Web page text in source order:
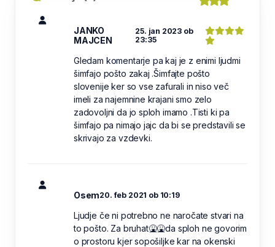
JANKO
MAJCEN
25. jan 2023 ob
23:35
Gledam komentarje pa kaj je z enimi ljudmi
šimfajo pošto zakaj .Šimfajte pošto
slovenije ker so vse zafurali in niso več
imeli za najemnine krajani smo zelo
zadovoljni da jo sploh imamo .Tisti ki pa
šimfajo pa nimajo jajc da bi se predstavili se
skrivajo za vzdevki.
Osem20. feb 2021 ob 10:19
Ljudje če ni potrebno ne naročate stvari na
to pošto. Za bruhat🤮🤮da sploh ne govorim
o prostoru kjer sopošiljke kar na okenski